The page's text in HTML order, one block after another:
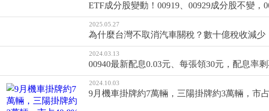
ETF成分股變動！00919、00929成分股不變，
2025.05.27
為什麼台灣不取消汽車關稅？數十億稅收減少
2024.03.13
00940最新配息0.03元、每張領30元，配息率